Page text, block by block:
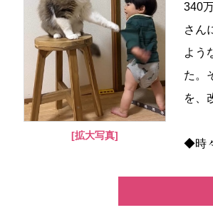
[拡大写真]
340
さん
よう
た。
を、
◆時